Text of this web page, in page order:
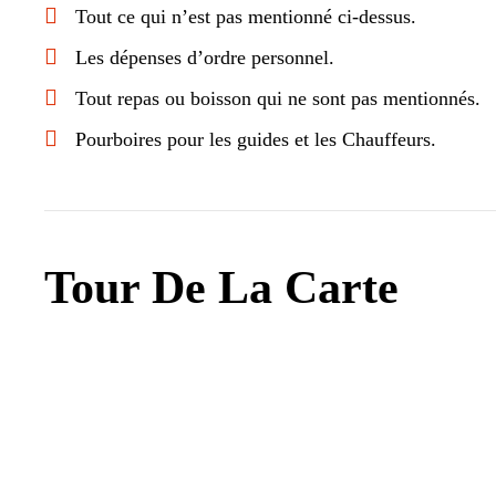
Tout ce qui n’est pas mentionné ci-dessus.
Les dépenses d’ordre personnel.
Tout repas ou boisson qui ne sont pas mentionnés.
Pourboires pour les guides et les Chauffeurs.
Tour De La Carte